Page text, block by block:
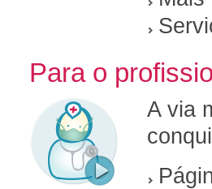
Para o
A via